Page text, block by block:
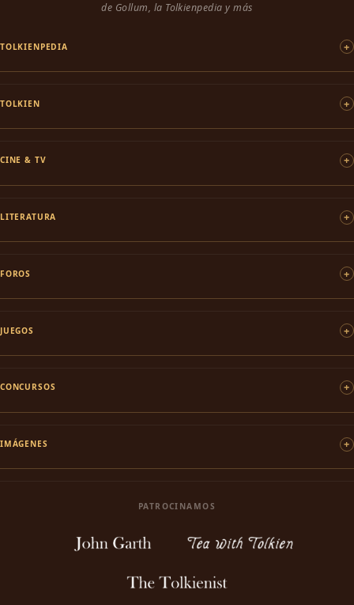
de Gollum, la Tolkienpedia y más
TOLKIENPEDIA
TOLKIEN
CINE & TV
LITERATURA
FOROS
JUEGOS
CONCURSOS
IMÁGENES
PATROCINAMOS